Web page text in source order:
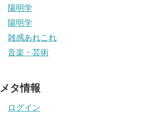
陽明学
陽明学
雑感あれこれ
音楽・芸術
メタ情報
ログイン